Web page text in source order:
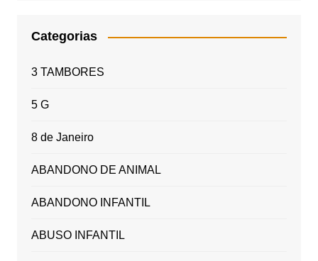
Categorias
3 TAMBORES
5 G
8 de Janeiro
ABANDONO DE ANIMAL
ABANDONO INFANTIL
ABUSO INFANTIL